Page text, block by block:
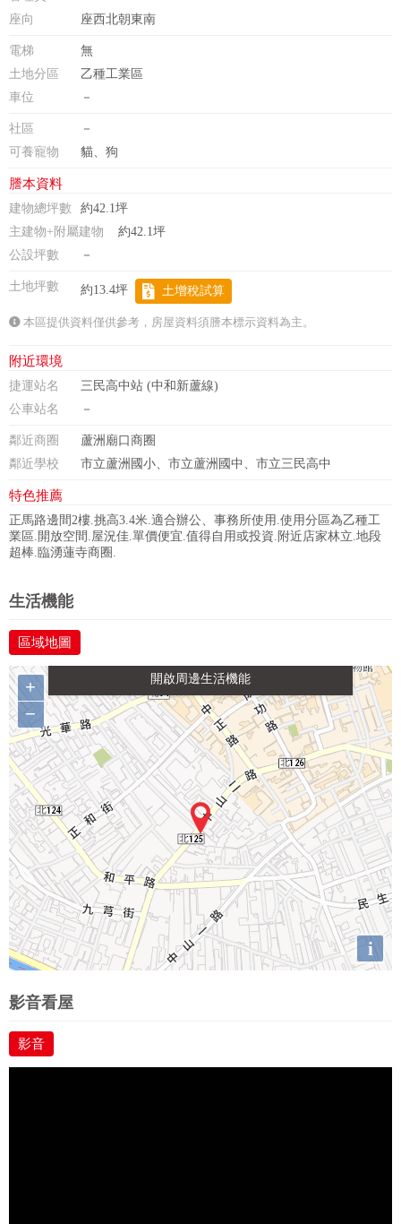
座向
座西北朝東南
電梯
無
土地分區
乙種工業區
車位
－
社區
－
可養寵物
貓、狗
謄本資料
建物總坪數
約42.1坪
主建物+附屬建物
約42.1坪
公設坪數
－
土地坪數 約13.4坪 土增稅試算
本區提供資料僅供參考，房屋資料須謄本標示資料為主。
附近環境
捷運站名
三民高中站 (中和新蘆線)
公車站名
－
鄰近商圈
蘆洲廟口商圈
鄰近學校
市立蘆洲國小、市立蘆洲國中、市立三民高中
特色推薦
正馬路邊間2樓.挑高3.4米.適合辦公、事務所使用.使用分區為乙種工
業區.開放空間.屋況佳.單價便宜.值得自用或投資.附近店家林立.地段
超棒.臨湧蓮寺商圈.
生活機能
區域地圖生活購物
+
−
i
影音看屋
影音